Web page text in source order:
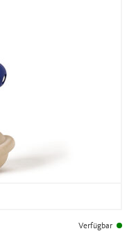
Verfügbar